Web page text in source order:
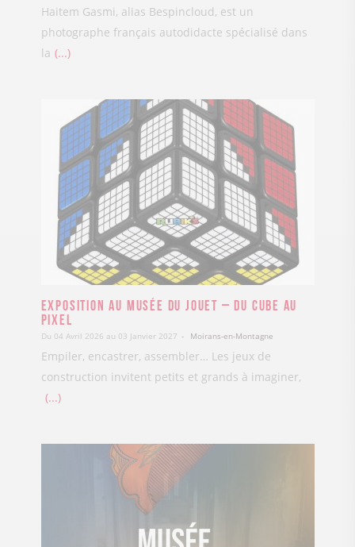
Haitem Gasmi, alias Bespincloud, est un
photographe français autodidacte spécialisé dans
la ...
Exposition au Musée du Jouet – Du cube au
pixel
Du 04 Avril 2026 au 03 Janvier 2027 Moirans-en-Montagne
Empiler, encastrer, assembler… Les jeux de
construction invitent petits et grands à imaginer,
...